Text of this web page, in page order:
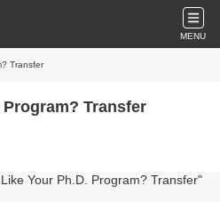
MENU
Transfer
Program? Transfer